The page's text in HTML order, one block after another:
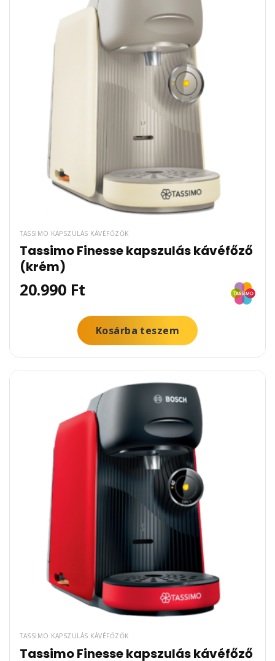
TASSIMO KAPSZULÁS KÁVÉFŐZŐK
Tassimo Finesse kapszulás kávéfőző
(krém)
20.990 Ft
Kosárba teszem
TASSIMO KAPSZULÁS KÁVÉFŐZŐK
Tassimo Finesse kapszulás kávéfőző